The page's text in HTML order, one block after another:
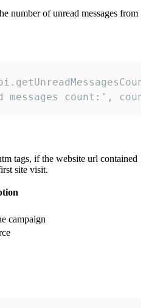
number of unread messages from
messages count:',
tags, if the website url contained
site visit.
campaign